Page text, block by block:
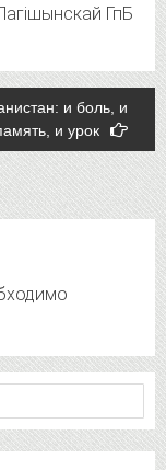
ГпБ
и боль, и
и урок